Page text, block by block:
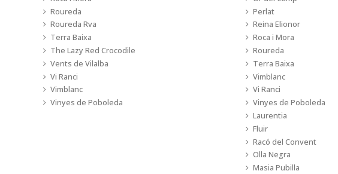
Roureda
Roureda Rva
Terra Baixa
The Lazy Red Crocodile
Vents de Vilalba
Vi Ranci
Vimblanc
Vinyes de Poboleda
Perlat
Reina Elionor
Roca i Mora
Roureda
Terra Baixa
Vimblanc
Vi Ranci
Vinyes de Poboleda
Laurentia
Fluir
Racó del Convent
Olla Negra
Masia Pubilla